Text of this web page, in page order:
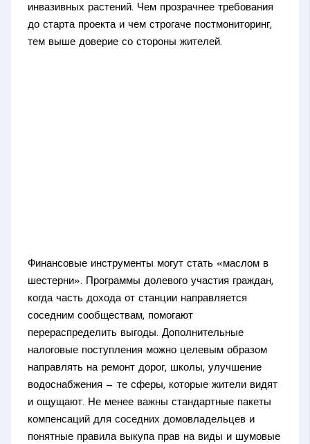
инвазивных растений. Чем прозрачнее требования
до старта проекта и чем строгаче постмониторинг,
тем выше доверие со стороны жителей.
Финансовые инструменты могут стать «маслом в
шестерни». Программы долевого участия граждан,
когда часть дохода от станции направляется
соседним сообществам, помогают
перераспределить выгоды. Дополнительные
налоговые поступления можно целевым образом
направлять на ремонт дорог, школы, улучшение
водоснабжения — те сферы, которые жители видят
и ощущают. Не менее важны стандартные пакеты
компенсаций для соседних домовладельцев и
понятные правила выкупа прав на виды и шумовые